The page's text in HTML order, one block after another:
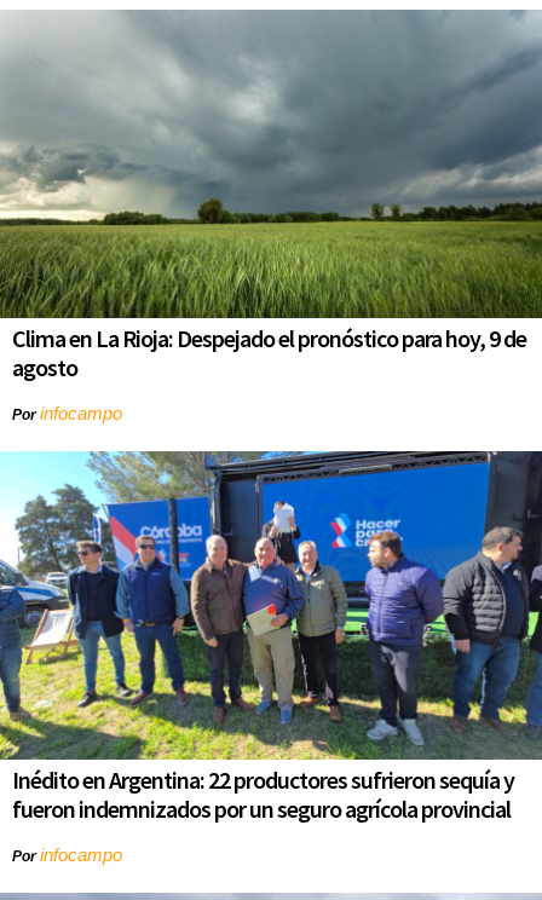
Clima en La Rioja: Despejado el pronóstico para hoy, 9 de
agosto
Porinfocampo
Inédito en Argentina: 22 productores sufrieron sequía y
fueron indemnizados por un seguro agrícola provincial
Porinfocampo